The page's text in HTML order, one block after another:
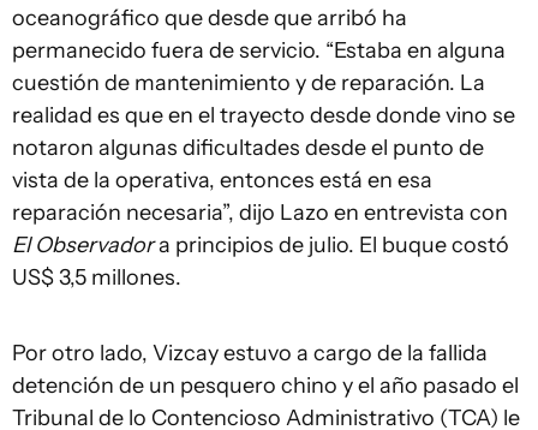
oceanográfico que desde que arribó ha
permanecido fuera de servicio. “Estaba en alguna
cuestión de mantenimiento y de reparación. La
realidad es que en el trayecto desde donde vino se
notaron algunas dificultades desde el punto de
vista de la operativa, entonces está en esa
reparación necesaria”, dijo Lazo en entrevista con
El Observadora principios de julio. El buque costó
US$ 3,5 millones.
Por otro lado, Vizcay estuvo a cargo de la fallida
detención de un pesquero chino y el año pasado el
Tribunal de lo Contencioso Administrativo (TCA) le